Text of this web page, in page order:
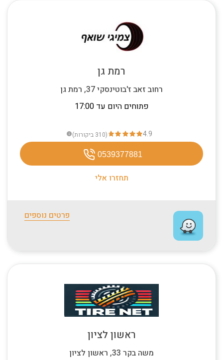
פתוחים היום עד 17:00
רמת גן
רחוב זאב ז'בוטינסקי 37, רמת גן
4.9
(310 ביקורות)
info
0539377881
תחזרו אלי
פרטים נוספים
ראשון לציון
משה בקר 33, ראשון לציון